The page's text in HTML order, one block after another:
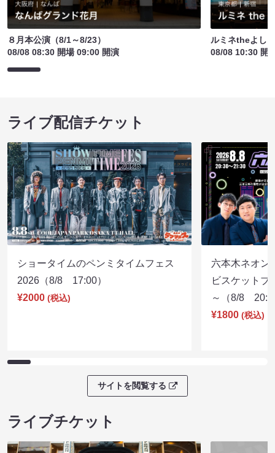
８月本公演（8/1～8/23）
08/08 08:30 開場 09:00 開演
ルミネtheよし
08/08 10:30 開
ライブ配信チケット
ショータイムのペンミタイムフェス
2026（8/8 17:00）
¥2000 (税込)
六本木ネオン
ビスケットブ
～（8/8
¥1800 (税込)
サイトを閲覧する
ライブチケット